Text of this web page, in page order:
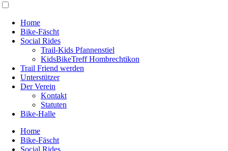
Home
Bike-Fäscht
Social Rides
Trail-Kids Pfannenstiel
KidsBikeTreff Hombrechtikon
Trail Friend werden
Unterstützer
Der Verein
Kontakt
Statuten
Bike-Halle
Home
Bike-Fäscht
Social Rides